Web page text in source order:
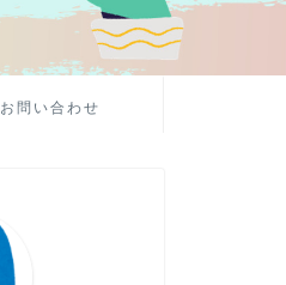
お問い合わせ